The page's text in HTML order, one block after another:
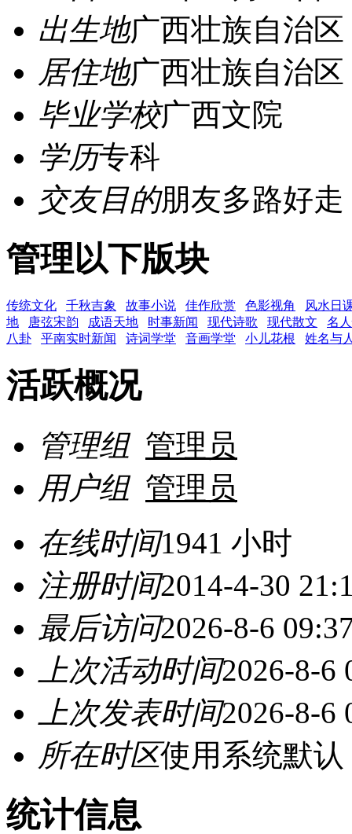
出生地广西壮族自治
居住地广西壮族自治
毕业学校广西文院
学历专科
交友目的朋友多路好走
管理以下版块
传统文化 千秋吉象 故事小说 佳作欣赏 色影视角
风水日
地
唐弦宋韵 成语天地 时事新闻 现代诗歌 现代散文
名
八卦
平南实时新闻 诗词学堂 音画学堂 小儿花根 姓名与
活跃概况
管理组 管理员
用户组 管理员
在线时间1941 小时
注册时间2014-4-30
最后访问2026-8-6
上次活动时间2026-8-6
上次发表时间2026-8-6
所在时区使用系统默认
统计信息